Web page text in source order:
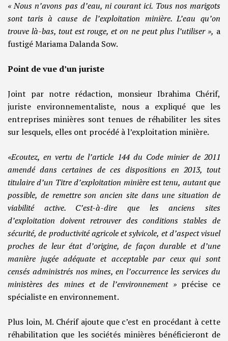
« Nous n’avons pas d’eau, ni courant ici. Tous nos marigots
sont taris à cause de l’exploitation minière. L’eau qu’on
trouve là-bas, tout est rouge, et on ne peut plus l’utiliser », a
fustigé Mariama Dalanda Sow.
Point de vue d’un juriste
Joint par notre rédaction, monsieur Ibrahima Chérif,
juriste environnementaliste, nous a expliqué que les
entreprises minières sont tenues de réhabiliter les sites
sur lesquels, elles ont procédé à l’exploitation minière.
«Ecoutez, en vertu de l’article 144 du Code minier de 2011
amendé dans certaines de ces dispositions en 2013, tout
titulaire d’un Titre d’exploitation minière est tenu, autant que
possible, de remettre son ancien site dans une situation de
viabilité active. C’est-à-dire que les anciens sites
d’exploitation doivent retrouver des conditions stables de
sécurité, de productivité agricole et sylvicole, et d’aspect visuel
proches de leur état d’origine, de façon durable et d’une
manière jugée adéquate et acceptable par ceux qui sont
censés administrés nos mines, en l’occurrence les services du
ministères des mines et de l’environnement »précise ce
spécialiste en environnement.
Plus loin, M. Chérif ajoute que c’est en procédant à cette
réhabilitation que les sociétés minières bénéficieront de